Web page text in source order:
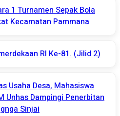
1 Turnamen Sepak Bola
Kecamatan Pammana
RI Ke-81. (Jilid 2)
Usaha Desa, Mahasiswa
Unhas Dampingi Penerbitan
Sinjai